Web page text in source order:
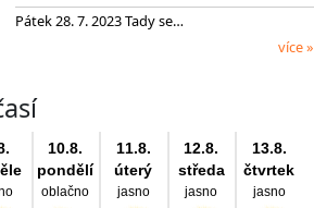
Pátek 28. 7. 2023 Tady se…
více »
10.8.
pondělí
oblačno
11.8.
úterý
jasno
12.8.
středa
jasno
13.8.
čtvrtek
jasno